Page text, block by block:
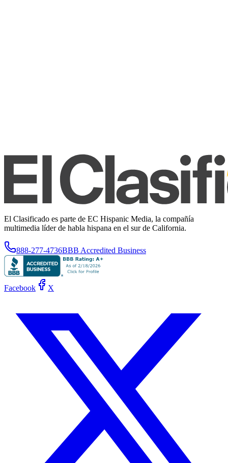
El Clasificado es parte de EC Hispanic Media, la compañía
multimedia líder de habla hispana en el sur de California.
888-277-4736BBB Accredited Business
Facebook X